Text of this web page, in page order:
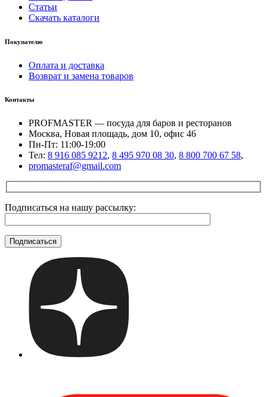
Статьи
Скачать каталоги
Покупателю
Оплата и доставка
Возврат и замена товаров
Контакты
PROFMASTER — посуда для баров и ресторанов
Москва, Новая площадь, дом 10, офис 46
Пн-Пт: 11:00-19:00
Тел: 8 916 085 9212, 8 495 970 08 30, 8 800 700 67 58,
promasteraf@gmail.com
Подписаться на нашу рассылку: